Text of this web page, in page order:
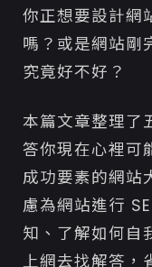
該怎麼避
SSL憑證
免費的SSL
4. 網站上線前
單有網站還
策
你正想要設計網
嗎？或是網站剛
究竟好不好？
本篇文章整理了
答你現在心裡可
成功要素的網站
慮為網站進行
知、了解如何自
上網去找解答，